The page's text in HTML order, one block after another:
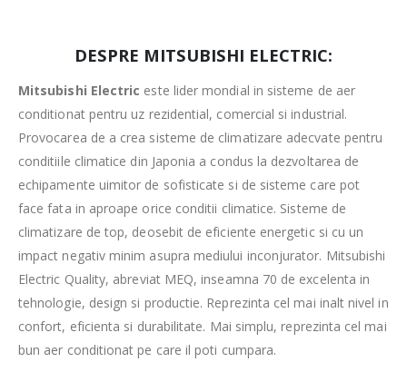
DESPRE MITSUBISHI ELECTRIC:
Mitsubishi Electric este lider mondial in sisteme de aer
conditionat pentru uz rezidential, comercial si industrial.
Provocarea de a crea sisteme de climatizare adecvate pentru
conditiile climatice din Japonia a condus la dezvoltarea de
echipamente uimitor de sofisticate si de sisteme care pot
face fata in aproape orice conditii climatice. Sisteme de
climatizare de top, deosebit de eficiente energetic si cu un
impact negativ minim asupra mediului inconjurator. Mitsubishi
Electric Quality, abreviat MEQ, inseamna 70 de excelenta in
tehnologie, design si productie. Reprezinta cel mai inalt nivel in
confort, eficienta si durabilitate. Mai simplu, reprezinta cel mai
bun aer conditionat pe care il poti cumpara.